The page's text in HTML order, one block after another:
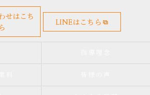
せはこち
ら
LINEはこちら